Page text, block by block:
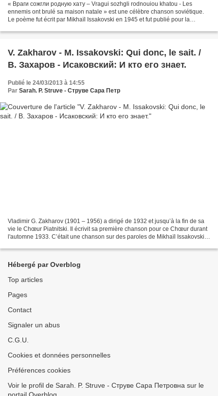
« Враги сожгли родную хату – Vragui sozhgli rodnouiou khatou - Les
ennemis ont brulé sa maison natale » est une célèbre chanson soviétique.
Le poème fut écrit par Mikhaïl Issakovski en 1945 et fut publié pour la
V. Zakharov - M. Issakovski: Qui donc, le sait. /
В. Захаров - Исаковский: И кто его знает.
Publié le 24/03/2013 à 14:55
Par Sarah. P. Struve - Струве Сара Петр
Vladimir G. Zakharov (1901 – 1956) a dirigé de 1932 et jusqu’à la fin de sa
vie le Chœur Piatnitski. Il écrivit sa première chanson pour ce Chœur durant
l'automne 1933. C’était une chanson sur des paroles de Mikhaïl Issakovski.
Hébergé par Overblog
Top articles
Pages
Contact
Signaler un abus
C.G.U.
Cookies et données personnelles
Préférences cookies
Voir le profil de Sarah. P. Struve - Струве Сара Петровна sur le